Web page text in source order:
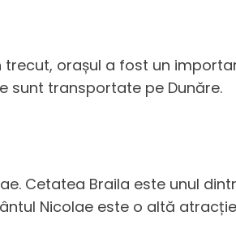
orașul a fost un
sunt transportate pe Dunăre.
Cetatea Braila este unul
Nicolae este o altă